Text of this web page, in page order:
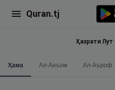
Quran.tj
Ҳама Ал-Анъом Ал-Аъроф